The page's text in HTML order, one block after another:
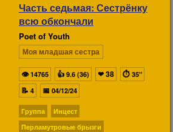
Часть седьмая: Сестрёнку
всю обкончали
Poet of Youth
Моя младшая сестра
👁14765 👍 9.6 (36) ❤38 ⏱ 35"
📝 4 📅 04/12/24
Группа
Инцест
Перламутровые брызги